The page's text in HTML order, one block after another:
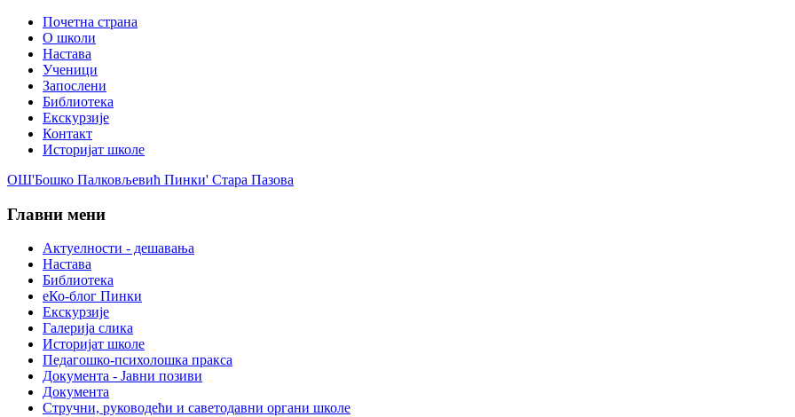
Почетна страна
О школи
Настава
Ученици
Запослени
Библиотека
Екскурзије
Контакт
Историјат школе
ОШ'Бошко Палковљевић Пинки' Стара Пазова
Главни мени
Актуелности - дешавања
Настава
Библиотека
еКо-блог Пинки
Екскурзије
Галерија слика
Историјат школе
Педагошко-психолошка пракса
Документа - Јавни позиви
Документа
Стручни, руководећи и саветодавни органи школе